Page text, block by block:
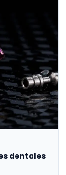
dentales